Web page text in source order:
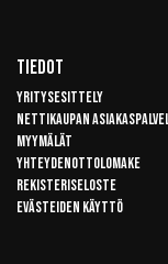
Tiedot
Yritysesittely
Nettikaupan
Myymälät
Yhteydenottolomake
Rekisteriseloste
Evästeiden käyttö